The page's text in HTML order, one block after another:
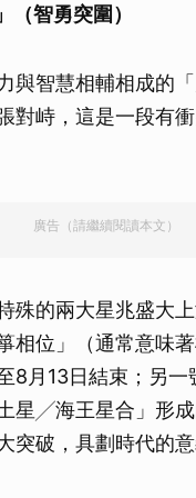
智勇突圍）
與智慧相輔相成的
對峙，這是一段有
廣告（請繼續閱讀本文）
殊的兩大星兆盛大
相位」（通常意味
8月13日結束；另
星╱海王星合」形
破，具劃時代的意